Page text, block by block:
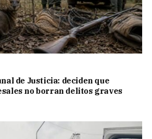
de Justicia: deciden que
no borran delitos graves